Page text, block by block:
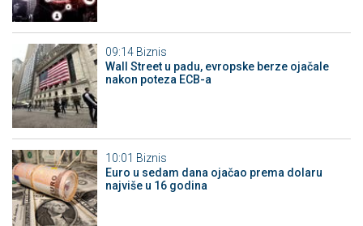
09:14 Biznis
Wall Street u padu, evropske berze ojačale
nakon poteza ECB-a
10:01 Biznis
Euro u sedam dana ojačao prema dolaru
najviše u 16 godina